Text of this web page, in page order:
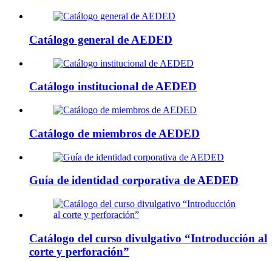
Catálogo general de AEDED
Catálogo institucional de AEDED
Catálogo de miembros de AEDED
Guía de identidad corporativa de AEDED
Catálogo del curso divulgativo “Introducción al
corte y perforación”